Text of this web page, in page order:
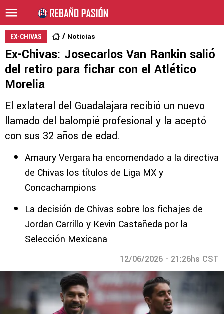
EX-CHIVAS Noticias
Ex-Chivas: Josecarlos Van Rankin salió
del retiro para fichar con el Atlético
Morelia
El exlateral del Guadalajara recibió un nuevo
llamado del balompié profesional y la aceptó
con sus 32 años de edad.
Amaury Vergara ha encomendado a la directiva
de Chivas los títulos de Liga MX y
Concachampions
La decisión de Chivas sobre los fichajes de
Jordan Carrillo y Kevin Castañeda por la
Selección Mexicana
12/06/2026 - 21:26hs CST